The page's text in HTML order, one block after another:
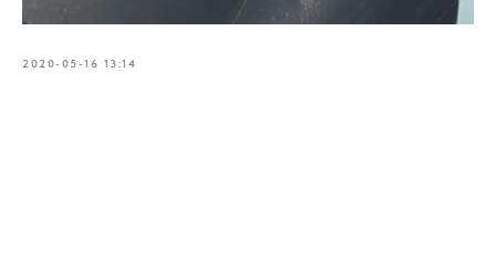
2020-05-16 13:14